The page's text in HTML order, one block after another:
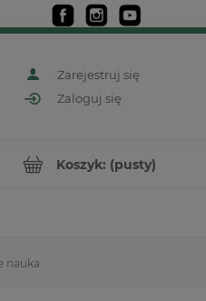
Zarejestruj się
Zaloguj się
Koszyk: (pusty)
nauka